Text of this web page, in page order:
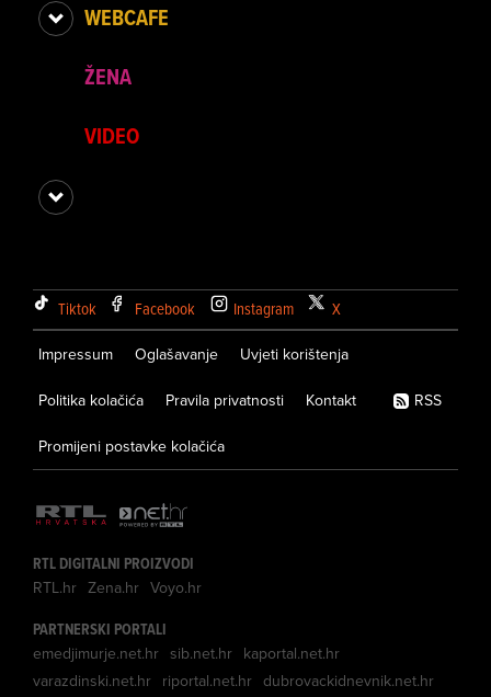
WEBCAFE
ŽENA
VIDEO
Tiktok Facebook Instagram X
Impressum Oglašavanje Uvjeti korištenja
Politika kolačića Pravila privatnosti Kontakt
Promijeni postavke kolačića
RSS
RTL DIGITALNI PROIZVODI
RTL.hr Zena.hr Voyo.hr
PARTNERSKI PORTALI
emedjimurje.net.hr sib.net.hr kaportal.net.hr
varazdinski.net.hr riportal.net.hr dubrovackidnevnik.net.hr